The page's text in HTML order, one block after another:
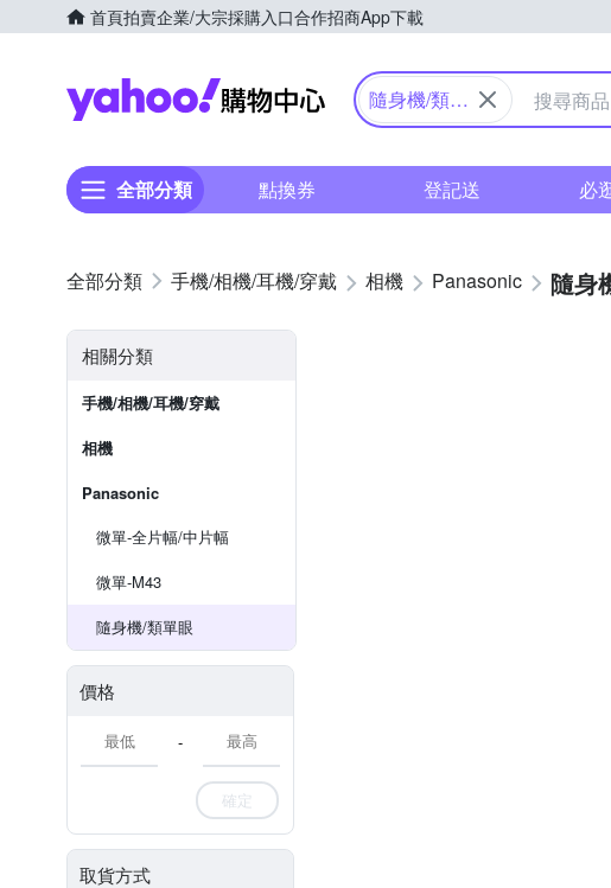
首頁拍賣企業/大宗採購入口合作招商App下載
Yahoo購物中心
隨身機/類單
全部分類 點換券 登記送 必
手機/相機/耳機/穿戴 相機 Panasonic 隨身
相關分類
手機/相機/耳機/穿戴
相機
Panasonic
微單-全片幅/中片幅
微單-M43
隨身機/類單眼
價格
-
確定
取貨方式